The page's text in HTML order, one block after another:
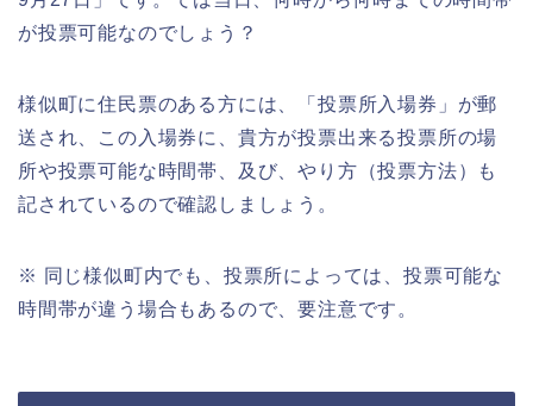
が投票可能なのでしょう？
様似町に住民票のある方には、「投票所入場券」が郵
送され、この入場券に、貴方が投票出来る投票所の場
所や投票可能な時間帯、及び、やり方（投票方法）も
記されているので確認しましょう。
※ 同じ様似町内でも、投票所によっては、投票可能な
時間帯が違う場合もあるので、要注意です。